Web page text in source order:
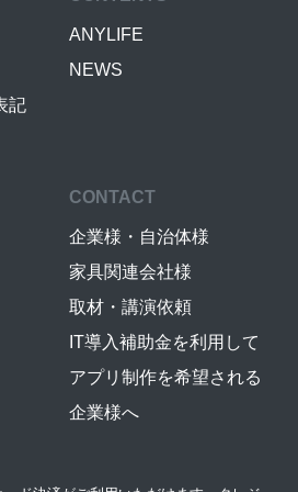
記
ANYLIFE
NEWS
CONTACT
企業様・自治体様
家具関連会社様
取材・講演依頼
IT導入補助金を利用して
アプリ制作を希望される
企業様へ